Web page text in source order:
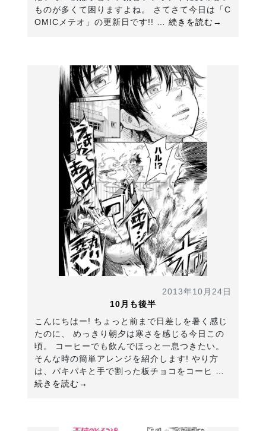
ものが多くて困りますよね。 さてさて今日は「C
OMICメテオ」の更新日です!! … 続きを読む→
2013年10月24日
10月も後半
こんにちはー! ちょっと前まで日差しを暑く感じ
たのに、 めっきり朝夕は寒さを感じる今日この
頃。 コーヒーでも飲んでほっと一息つきたい。
そんな時の簡単アレンジを紹介します! やり方
は、パキパキと手で割った板チョコをコーヒ …
続きを読む→